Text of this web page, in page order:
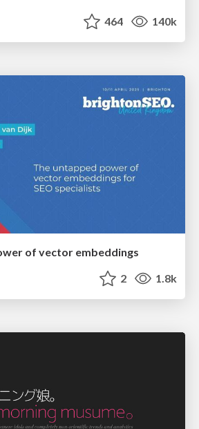
464 140k
of vector embeddings
2 1.8k